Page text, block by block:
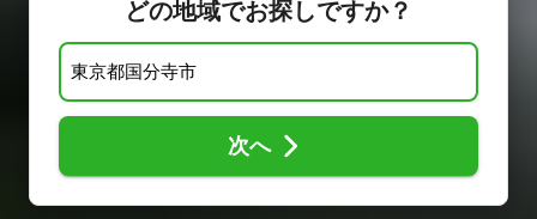
どの地域でお探しですか？
次へ